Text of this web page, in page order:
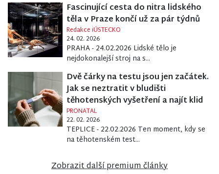
Fascinující cesta do nitra lidského
těla v Praze končí už za pár týdnů
Redakce iÚSTECKO
24. 02. 2026
PRAHA - 24.02.2026 Lidské tělo je
nejdokonalejší stroj na s...
Dvě čárky na testu jsou jen začátek.
Jak se neztratit v bludišti
těhotenských vyšetření a najít klid
PRONATAL
22. 02. 2026
TEPLICE - 22.02.2026 Ten moment, kdy se
na těhotenském test...
Zobrazit další premium články